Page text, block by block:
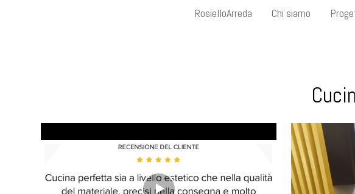
RosielloArreda Chi siamo